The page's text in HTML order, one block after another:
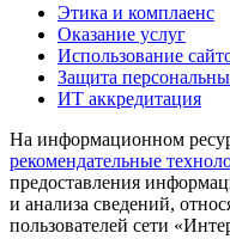
Этика и комплаенс
Оказание услуг
Использование
Защита
ИТ аккредитация
На информационном
рекомендательные
предоставления
и анализа сведений,
пользователей сети